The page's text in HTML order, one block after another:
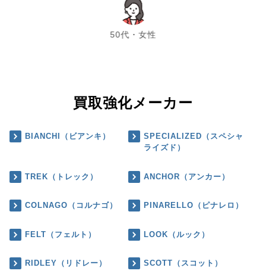
50代・女性
chevron_left chevron_right
買取強化メーカー
BIANCHI（ビアンキ）
SPECIALIZED（スペシャ
ライズド）
TREK（トレック） ANCHOR（アンカー）
COLNAGO（コルナゴ） PINARELLO（ピナレロ）
FELT（フェルト） LOOK（ルック）
RIDLEY（リドレー） SCOTT（スコット）